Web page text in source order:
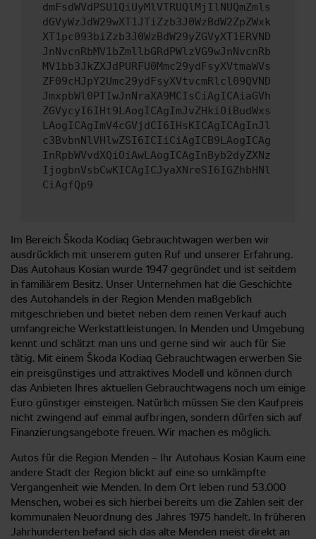
dmFsdWVdPSU1QiUyMlVTRUQlMjIlNUQmZmls
dGVyWzJdW29wXT1JTiZzb3J0WzBdW2ZpZWxk
XT1pc093biZzb3J0WzBdW29yZGVyXT1ERVND
JnNvcnRbMV1bZmllbGRdPWlzVG9wJnNvcnRb
MV1bb3JkZXJdPURFU0Mmc29ydFsyXVtmaWVs
ZF09cHJpY2Umc29ydFsyXVtvcmRlcl09QVND
JmxpbWl0PTIwJnNraXA9MCIsCiAgICAiaGVh
ZGVycyI6IHt9LAogICAgImJvZHkiOiBudWxs
LAogICAgImV4cGVjdCI6IHsKICAgICAgInJl
c3BvbnNlVHlwZSI6ICIiCiAgICB9LAogICAg
InRpbWVvdXQiOiAwLAogICAgInByb2dyZXNz
IjogbnVsbCwKICAgICJyaXNreSI6IGZhbHNl
CiAgfQp9
Im Bereich Škoda Kodiaq Gebrauchtwagen werben wir
ausdrücklich mit unserem guten Ruf und unserer Erfahrung.
Das Autohaus Kosian wurde 1947 gegründet und ist seitdem
in familiärem Besitz. Unser Unternehmen hat die Geschichte
des Autohandels in der Region Menden maßgeblich
mitgeschrieben und bietet neben dem reinen Verkauf auch
umfangreiche Werkstattleistungen. In Menden und Umgebung
kennt und schätzt man uns und gerne sind wir auch für Sie
tätig. Mit einem Škoda Kodiaq Gebrauchtwagen erwerben Sie
ein preisgünstiges und attraktives Modell und können durch
das Anbieten Ihres aktuellen Gebrauchtwagens noch um einige
Euro günstiger einsteigen. Natürlich müssen Sie den Kaufpreis
nicht zwingend auf einmal aufbringen, sondern dürfen sich auf
Finanzierungsangebote freuen. Wir machen es möglich.
Autos für die Region Menden – Ihr Autohaus Kosian Kaum eine
andere Stadt der Region blickt auf eine so umkämpfte
Vergangenheit wie Menden. In dem Ort leben rund 53.000
Menschen, wobei es sich hierbei bereits um die Zahlen seit der
kommunalen Neuordnung des Jahres 1975 handelt. In früheren
Jahrhunderten befand sich das alte Menden meist direkt an